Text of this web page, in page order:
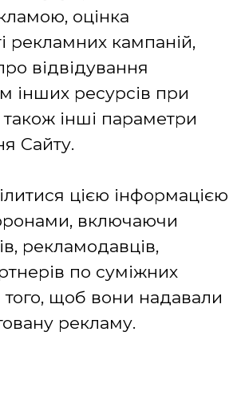
з третіми особами
даних
передачу
третім особам,
така передача є
на прохання
в цій
є цінністю і
в тому числі,
прав будь-якої
вживає всіх
захисту
користувачів,
переданої